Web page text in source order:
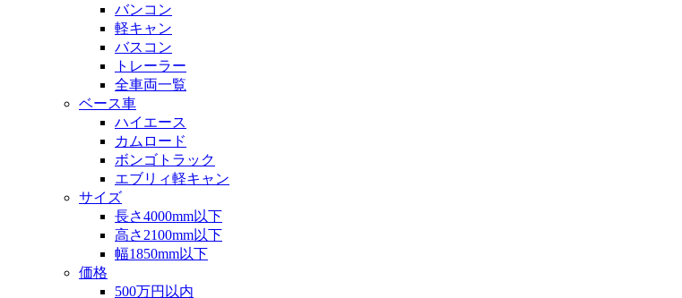
バンコン
軽キャン
バスコン
トレーラー
全車両一覧
ベース車
ハイエース
カムロード
ボンゴトラック
エブリィ軽キャン
サイズ
長さ4000mm以下
高さ2100mm以下
幅1850mm以下
価格
500万円以内